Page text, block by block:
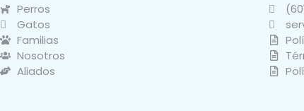
Perros
Gatos
Familias
Nosotros
Aliados